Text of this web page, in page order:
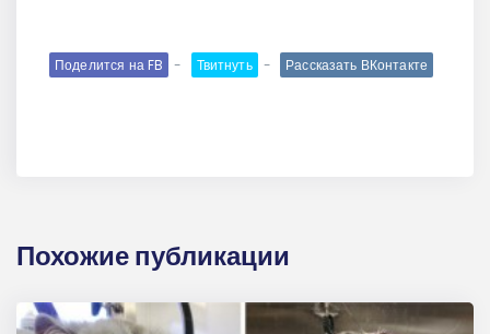
Поделится на FB Твитнуть Рассказать ВКонтакте
Похожие публикации